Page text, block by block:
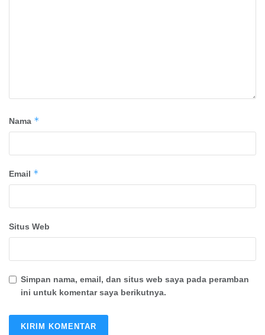
Nama *
Email *
Situs Web
Simpan nama, email, dan situs web saya pada peramban
ini untuk komentar saya berikutnya.